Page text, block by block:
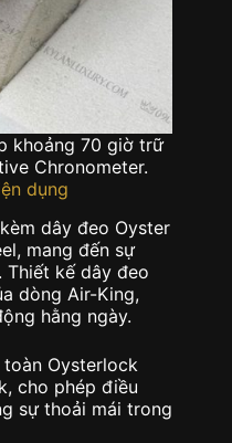
khoảng 70 giờ trữ
Chronometer.
dụng
dây đeo Oyster
mang đến sự
Thiết kế dây đeo
dòng Air-King,
hằng ngày.
Oysterlock
cho phép điều
sự thoải mái trong